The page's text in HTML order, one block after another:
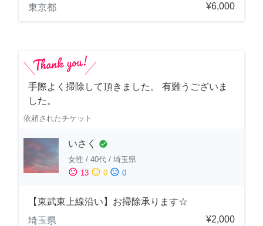
東京都
¥6,000
手際よく掃除して頂きました。 有難うございま
した。
依頼されたチケット
いさく check_circle
女性 / 40代 / 埼玉県
sentiment_satisfied 13 sentiment_neutral 0 sentiment_dissatisfied 0
【東武東上線沿い】お掃除承ります☆
埼玉県
¥2,000